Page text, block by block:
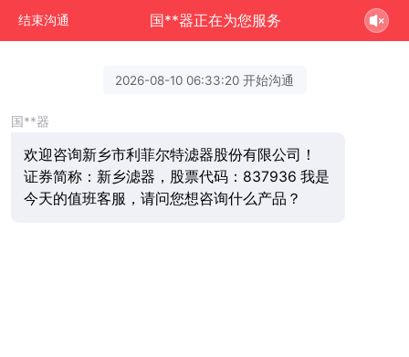
结束沟通 国**器正在为您服务
2026-08-10 06:33:20 开始沟通
国**器
欢迎咨询新乡市利菲尔特滤器股份有限公司！
证券简称：新乡滤器，股票代码：837936 我是
今天的值班客服，请问您想咨询什么产品？